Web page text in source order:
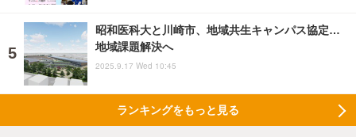
昭和医科大と川崎市、地域共生キャンパス協定…
地域課題解決へ
2025.9.17 Wed 10:45
ランキングをもっと見る